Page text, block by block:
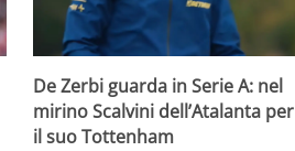
De Zerbi guarda in Serie A: nel
mirino Scalvini dell’Atalanta per
il suo Tottenham